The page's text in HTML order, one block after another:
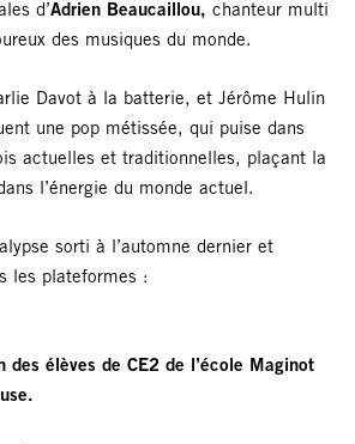
d’Adrien Beaucaillou, chanteur multi
des musiques du monde.
Davot à la batterie, et Jérôme Hulin
une pop métissée, qui puise dans
actuelles et traditionnelles, plaçant la
l’énergie du monde actuel.
sorti à l’automne dernier et
les plateformes :
des élèves de CE2 de l’école Maginot